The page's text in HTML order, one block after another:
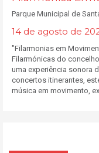
Parque Municipal de
14 de agosto de
"Filarmonias em
Filarmónicas do
uma experiência sonora
concertos itinerantes,
música em movimento,